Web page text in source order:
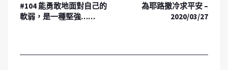
#104 能勇敢地面對自己的
軟弱，是一種堅強……
為耶路撒冷求平安 –
2020/03/27